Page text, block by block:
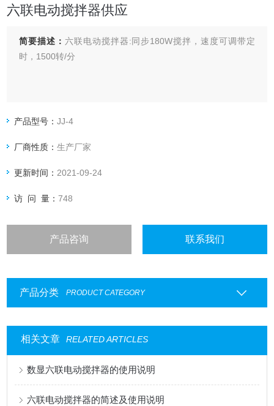
六联电动搅拌器供应
简要描述： 六联电动搅拌器:同步180W搅拌，速度可调带定
时，1500转/分
产品型号：JJ-4
厂商性质：生产厂家
更新时间： 2021-09-24
访 问 量：748
产品咨询 联系我们
产品分类 PRODUCT CATEGORY
相关文章 RELATED ARTICLES
数显六联电动搅拌器的使用说明
六联电动搅拌器的简述及使用说明